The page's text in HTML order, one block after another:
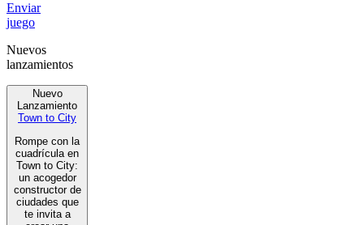
Enviar
juego
Nuevos
lanzamientos
Nuevo
Lanzamiento
Town to City
Rompe con la
cuadrícula en
Town to City:
un acogedor
constructor de
ciudades que
te invita a